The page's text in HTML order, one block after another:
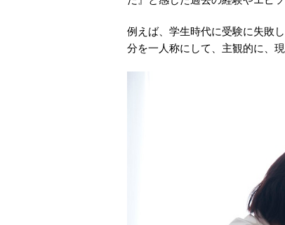
例えば、学生時代に受験に失敗
分を一人称にして、主観的に、